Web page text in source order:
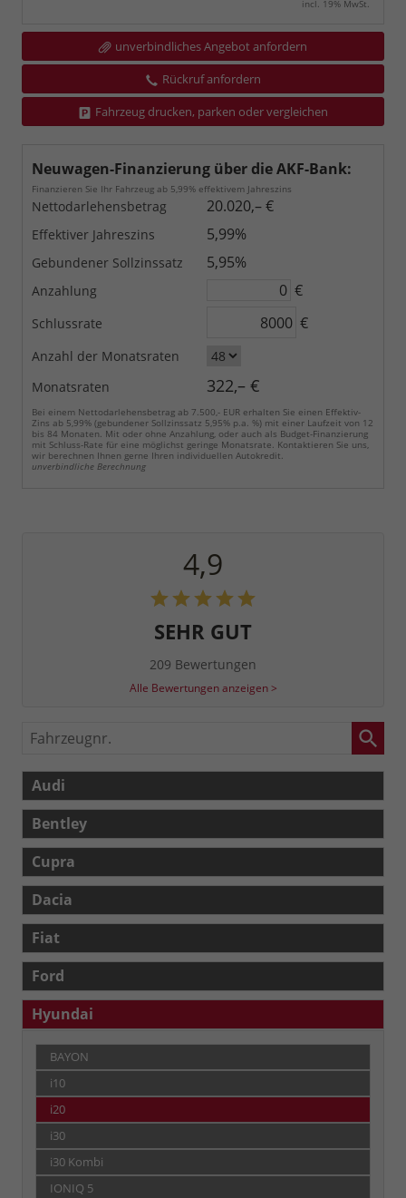
incl. 19% MwSt.
unverbindliches Angebot anfordern
Rückruf anfordern
Fahrzeug drucken, parken oder vergleichen
Neuwagen-Finanzierung über die AKF-Bank:
Finanzieren Sie Ihr Fahrzeug ab 5,99% effektivem Jahreszins
Nettodarlehensbetrag 20.020,– €
Effektiver Jahreszins 5,99%
Gebundener Sollzinssatz 5,95%
Anzahlung €
Schlussrate €
Anzahl der Monatsraten
Monatsraten
322,– €
Bei einem Nettodarlehensbetrag ab 7.500,- EUR erhalten Sie einen Effektiv-
Zins ab 5,99% (gebundener Sollzinssatz 5,95% p.a. %) mit einer Laufzeit von 12
bis 84 Monaten. Mit oder ohne Anzahlung, oder auch als Budget-Finanzierung
mit Schluss-Rate für eine möglichst geringe Monatsrate. Kontaktieren Sie uns,
wir berechnen Ihnen gerne Ihren individuellen Autokredit.
unverbindliche Berechnung
4,9
SEHR GUT
209 Bewertungen
Alle Bewertungen anzeigen >
Fahrzeugnr.
Audi
Bentley
Cupra
Dacia
Fiat
Ford
Hyundai
BAYON
i10
i20
i30
i30 Kombi
IONIQ 5